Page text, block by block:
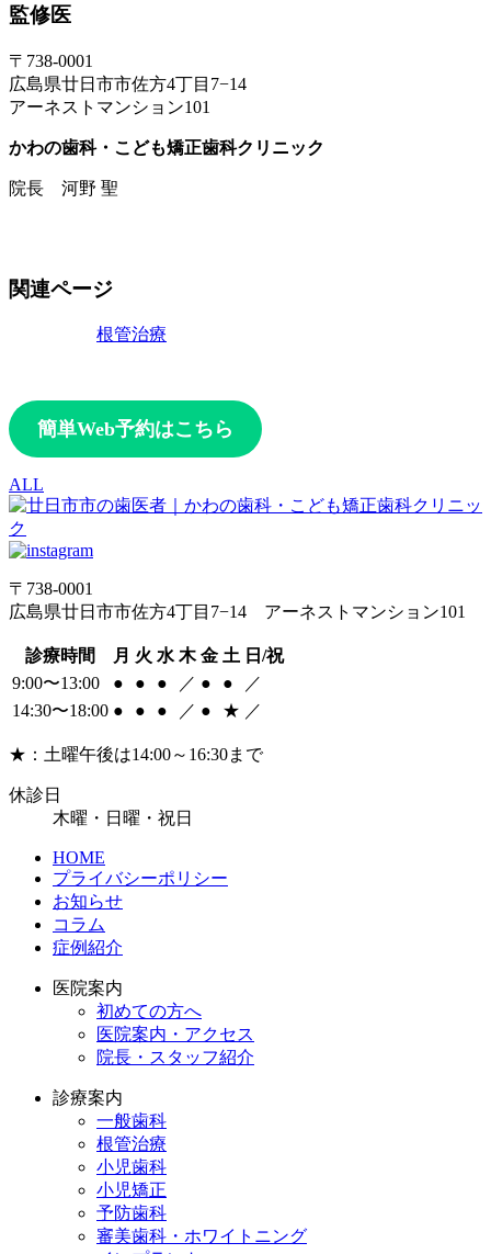
監修医
〒738-0001
広島県廿日市市佐方4丁目7−14
アーネストマンション101
かわの歯科・こども矯正歯科クリニック
院長 河野 聖
関連ページ
根管治療
簡単Web予約はこちら
ALL
〒738-0001
広島県廿日市市佐方4丁目7−14 アーネストマンション101
診療時間 月 火 水 木 金 土 日/祝
9:00〜13:00
● ● ● ／ ● ●
／
14:30〜18:00 ● ● ● ／ ● ★ ／
★：土曜午後は14:00～16:30まで
休診日
木曜・日曜・祝日
HOME
プライバシーポリシー
お知らせ
コラム
症例紹介
医院案内
初めての方へ
医院案内・アクセス
院長・スタッフ紹介
診療案内
一般歯科
根管治療
小児歯科
小児矯正
予防歯科
審美歯科・ホワイトニング